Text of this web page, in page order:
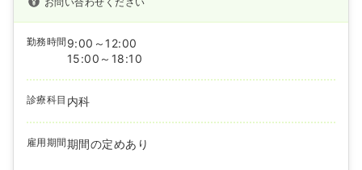
勤務時間 9:00～12:00
15:00～18:10
診療科目 内科
雇用期間期間の定めあり